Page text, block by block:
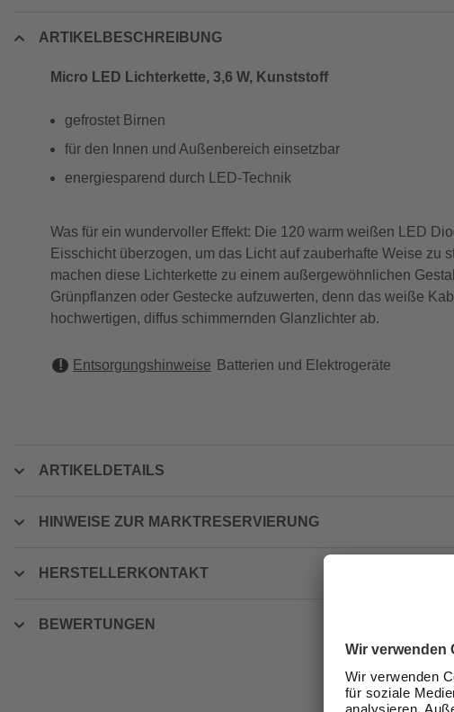
ARTIKELBESCHREIBUNG
Micro LED Lichterkette, 3,6 W, Kunststoff
gefrostet Birnen
für den Innen und Außenbereich einsetzbar
energiesparend durch LED-Technik
Was für ein wundervoller Effekt: Die 120 warm weißen LED
Eisschicht überzogen, um das Licht auf zauberhafte Weise zu
machen diese Lichterkette zu einem außergewöhnlichen
Grünpflanzen oder Gestecke aufzuwerten, denn das weiße
hochwertigen, diffus schimmernden Glanzlichter ab.
Entsorgungshinweise Batterien und Elektrogeräte
ARTIKELDETAILS
HINWEISE ZUR MARKTRESERVIERUNG
HERSTELLERKONTAKT
BEWERTUNGEN